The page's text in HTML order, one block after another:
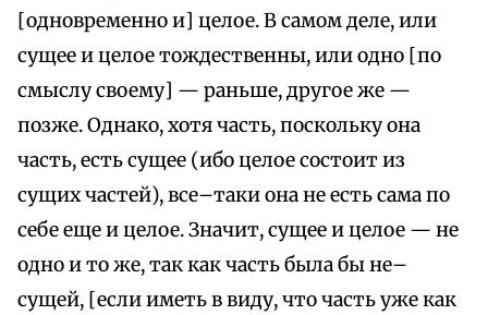
[одновременно и] целое. В самом деле, или
сущее и целое тождественны, или одно [по
смыслу своему] — раньше, другое же —
позже. Однако, хотя часть, поскольку она
часть, есть сущее (ибо целое состоит из
сущих частей), все–таки она не есть сама по
себе еще и целое. Значит, сущее и целое — не
одно и то же, так как часть была бы не–
сущей, [если иметь в виду, что часть уже как